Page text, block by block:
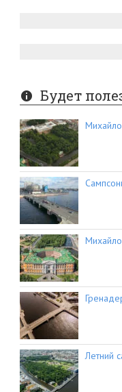
Будет
Летний